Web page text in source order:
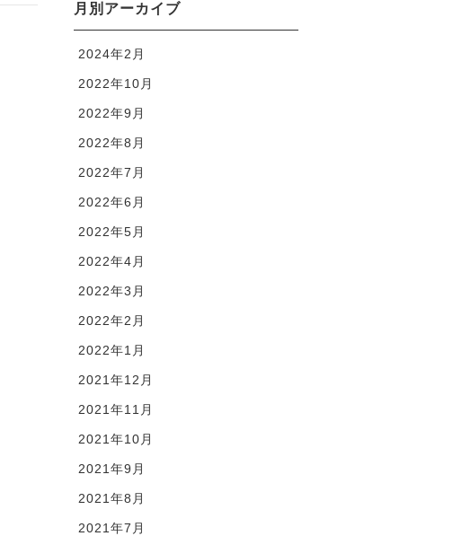
月別アーカイブ
2024年2月
2022年10月
2022年9月
2022年8月
2022年7月
2022年6月
2022年5月
2022年4月
2022年3月
2022年2月
2022年1月
2021年12月
2021年11月
2021年10月
2021年9月
2021年8月
2021年7月